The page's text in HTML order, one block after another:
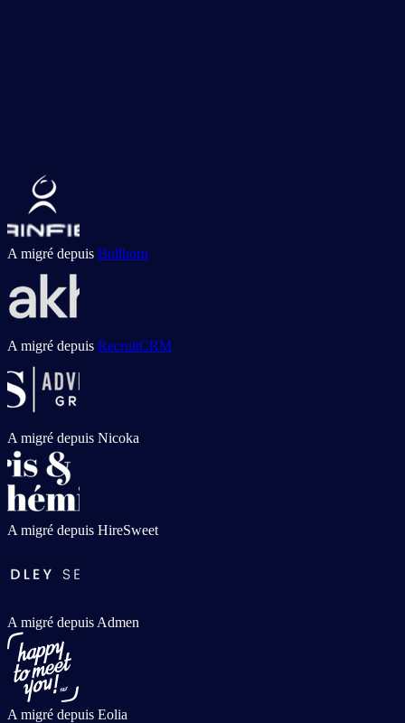
A migré depuis Bullhorn
A migré depuis RecruitCRM
A migré depuis Nicoka
A migré depuis HireSweet
A migré depuis Admen
A migré depuis Eolia